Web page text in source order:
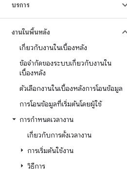
บริการ
งานในพื้นหลัง
เกี่ยวกับงานในเบื้องหลัง
ข้อจำกัดของระบบเกี่ยวกับงานใน
เบื้องหลัง
ตัวเลือกงานในเบื้องหลังการโอนข้อมูล
การโอนข้อมูลที่เริ่มต้นโดยผู้ใช้
การกำหนดเวลางาน
เกี่ยวกับการตั้งเวลางาน
การเริ่มต้นใช้งาน
วิธีการ